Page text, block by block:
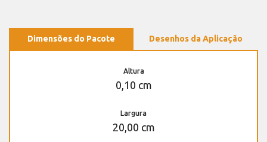
Dimensões do Pacote Desenhos da Aplicação
Altura
0,10 cm
Largura
20,00 cm